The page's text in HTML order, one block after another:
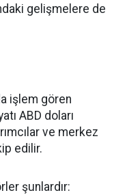
gelişmelere de
işlem gören
ABD doları
ve merkez
edilir.
şunlardır: